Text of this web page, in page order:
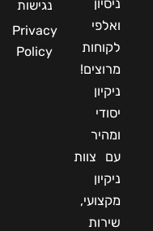
ניסיון
ואלפי
לקוחות
מרוצים!
ניקיון
יסודי
ומהיר
עם צוות
ניקיון
מקצועי,
שירות
נגישות
Privacy
Policy